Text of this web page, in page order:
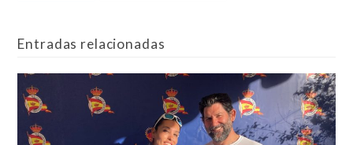
Entradas relacionadas